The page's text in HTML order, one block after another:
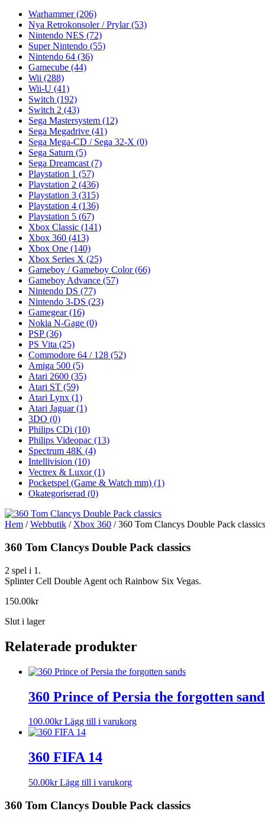
Warhammer(206)
Nya Retrokonsoler / Prylar(53)
Nintendo NES (72)
Super Nintendo (55)
Nintendo 64 (36)
Gamecube (44)
Wii (288)
Wii-U (41)
Switch (192)
Switch 2 (43)
Sega Mastersystem (12)
Sega Megadrive (41)
Sega Mega-CD / Sega 32-X (0)
Sega Saturn (5)
Sega Dreamcast (7)
Playstation 1 (57)
Playstation 2 (436)
Playstation 3 (315)
Playstation 4 (136)
Playstation 5 (67)
Xbox Classic (141)
Xbox 360 (413)
Xbox One (140)
Xbox Series X (25)
Gameboy / Gameboy Color(66)
Gameboy Advance (57)
Nintendo DS (77)
Nintendo 3-DS (23)
Gamegear(16)
Nokia N-Gage (0)
PSP(36)
PS Vita (25)
Commodore 64 / 128 (52)
Amiga 500 (5)
Atari 2600 (35)
Atari ST (59)
Atari Lynx (1)
Atari Jaguar(1)
3DO (0)
Philips CDi (10)
Philips Videopac (13)
Spectrum 48K (4)
Intellivision (10)
Vectrex & Luxor(1)
Pocketspel (Game & Watch mm) (1)
Okategoriserad (0)
Hem /Webbutik / Xbox 360 / 360 Tom Clancys Double Pack classics
360 Tom Clancys Double Pack classics
2 spel i 1.
Splinter Cell Double Agent och Rainbow Six Vegas.
150.00kr
Slut i lager
Relaterade produkter
360 Prince of Persia the forgotten
100.00kr Lägg till i varukorg
360 FIFA 14
50.00kr Lägg till i varukorg
360 Tom Clancys Double Pack classics